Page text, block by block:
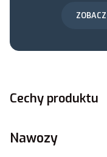
Cechy produktu
Nawozy